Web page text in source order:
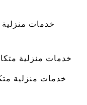
خدمات
خدمات منزلية
خدمات منزلية